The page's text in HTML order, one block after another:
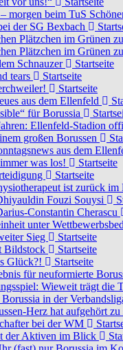
morgen beim TuS
der SG Bexbach
Plätzchen im Grünen
Plätzchen im Grünen
Schnauzer
Startseite
tears
Startseite
Startseite
aus dem Ellenfeld
für Borussia
Ellenfeld-Stadion
großen Borussen
aus dem
was los!
Startseite
Startseite
ist zurück
Fouzi Souysi
Constantin Cherascu
unter
Sieg
Startseite
Bildstock
Startseite
Glück?!
Startseite
für neuformierte
Wieweit trägt die
in der
Herz hat aufgehört zu
bei der WM
der Aktiven im Blick